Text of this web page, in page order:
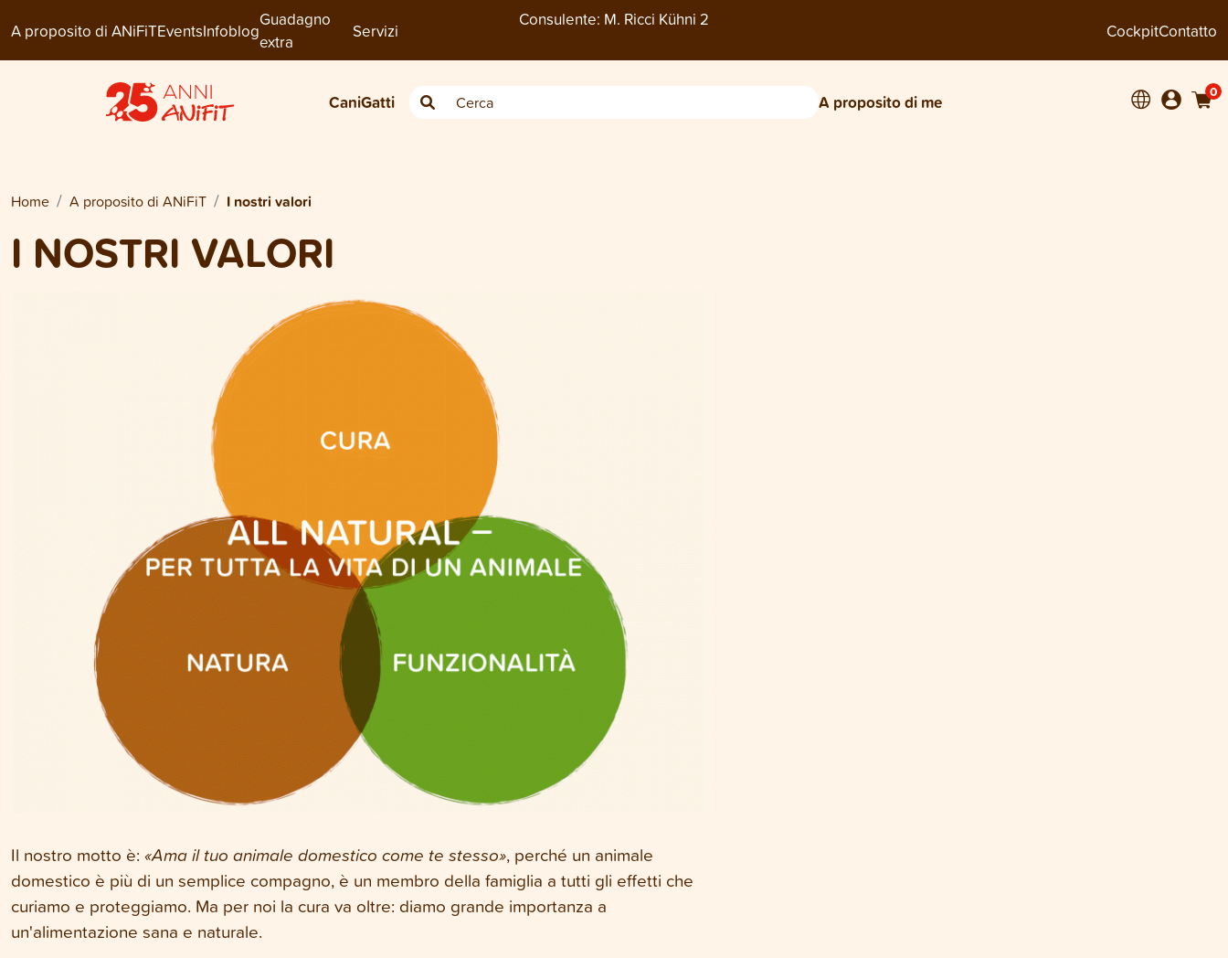
A proposito di ANiFiTEventsInfoblog
Guadagno
extra
Servizi
Consulente: M. Ricci Kühni 2
CockpitContatto
CaniGatti A proposito di me 0
Home A proposito di ANiFiT I nostri valori
I NOSTRI VALORI
Il nostro motto è: «Ama il tuo animale domestico come te stesso», perché un animale
domestico è più di un semplice compagno, è un membro della famiglia a tutti gli effetti che
curiamo e proteggiamo. Ma per noi la cura va oltre: diamo grande importanza a
un'alimentazione sana e naturale.